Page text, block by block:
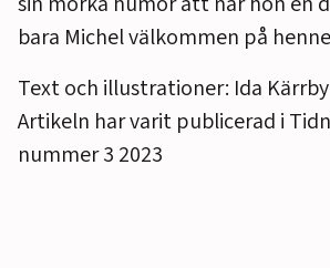
bara Michel välkommen på
Text och illustrationer: Ida Kärrby
Artikeln har varit publicerad i
nummer 3 2023